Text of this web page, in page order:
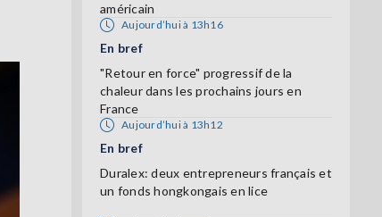
américain
Aujourd’hui à 13h16
En bref
"Retour en force" progressif de la
chaleur dans les prochains jours en
France
Aujourd’hui à 13h12
En bref
Duralex: deux entrepreneurs français et
un fonds hongkongais en lice